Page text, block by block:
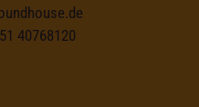
40768120